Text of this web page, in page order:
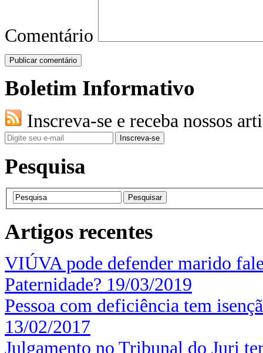
Comentário
Boletim Informativo
Inscreva-se e receba nossos
Pesquisa
Artigos recentes
VIÚVA pode defender marido
Paternidade? 19/03/2019
Pessoa com deficiência tem
13/02/2017
Julgamento no Tribunal do Juri